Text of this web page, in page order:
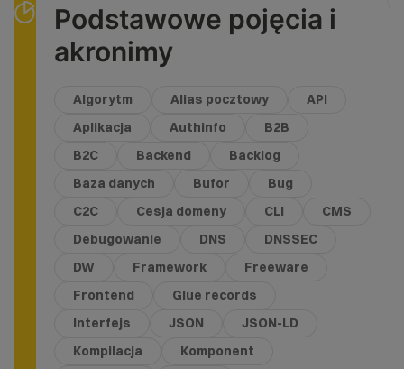
Podstawowe pojęcia i
akronimy
Algorytm Alias pocztowy
API
Aplikacja
Authinfo
B2B
B2C
Backend
Backlog
Baza danych
Bufor
Bug
C2C
Cesja domeny CLI
CMS
Debugowanie
DNS
DNSSEC
DW
Framework
Freeware
Frontend
Glue records
Interfejs
JSON
JSON-LD
Kompilacja
Komponent